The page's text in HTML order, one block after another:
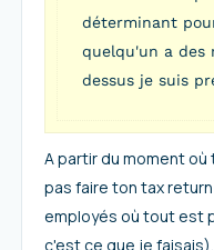
déterminant
quelqu'un a des
dessus je suis
A partir du moment où
pas faire ton tax
employés où tout est
c'est ce que je